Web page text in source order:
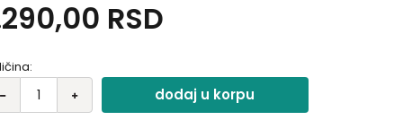
i unosi toplinu u prostor..
RSD
dodaj u korpu